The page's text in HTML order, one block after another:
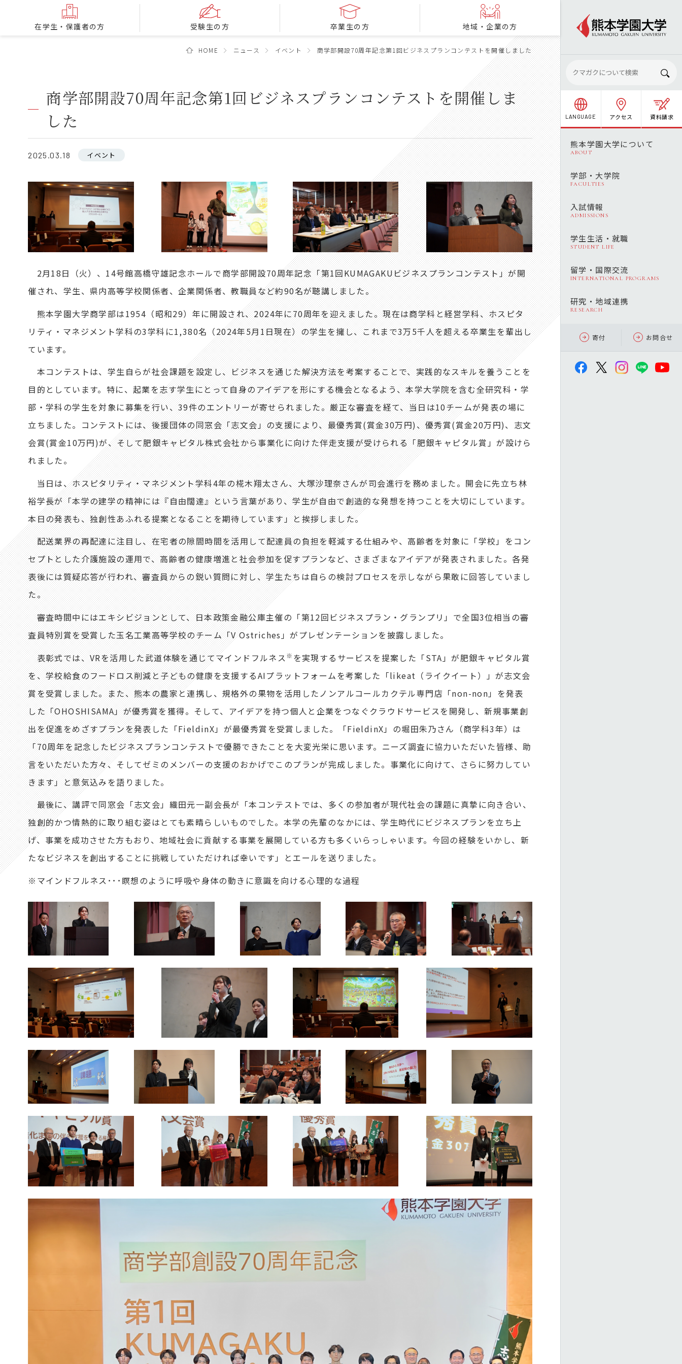
在学生・保護者の方 受験生の方 卒業生の方 地域・企業の方
LANGUAGE アクセス 資料請求
熊本学園大学について
ABOUT
学部・大学院
FACULTIES
入試情報
ADMISSIONS
学生生活・就職
STUDENT LIFE
留学・国際交流
INTERNATIONAL PROGRAMS
研究・地域連携
RESEARCH
寄付 お問合せ
HOME ニュース イベント 商学部開設70周年記念第1回ビジネスプランコンテストを開催しました
商学部開設70周年記念第1回ビジネスプランコンテストを開催しま
した
イベント
2025.03.18
2月18日（火）、14号館高橋守雄記念ホールで商学部開設70周年記念「第1回KUMAGAKUビジネスプランコンテスト」が開
催され、学生、県内高等学校関係者、企業関係者、教職員など約90名が聴講しました。
熊本学園大学商学部は1954（昭和29）年に開設され、2024年に70周年を迎えました。現在は商学科と経営学科、ホスピタ
リティ・マネジメント学科の3学科に1,380名（2024年5月1日現在）の学生を擁し、これまで3万5千人を超える卒業生を輩出し
ています。
本コンテストは、学生自らが社会課題を設定し、ビジネスを通じた解決方法を考案することで、実践的なスキルを養うことを
目的としています。特に、起業を志す学生にとって自身のアイデアを形にする機会となるよう、本学大学院を含む全研究科・学
部・学科の学生を対象に募集を行い、39件のエントリーが寄せられました。厳正な審査を経て、当日は10チームが発表の場に
立ちました。コンテストには、後援団体の同窓会「志文会」の支援により、最優秀賞(賞金30万円)、優秀賞(賞金20万円)、志文
会賞(賞金10万円)が、そして肥銀キャピタル株式会社から事業化に向けた伴走支援が受けられる「肥銀キャピタル賞」が設けら
れました。
当日は、ホスピタリティ・マネジメント学科4年の椛木翔太さん、大塚沙理奈さんが司会進行を務めました。開会に先立ち林
裕学長が「本学の建学の精神には『自由闊達』という言葉があり、学生が自由で創造的な発想を持つことを大切にしています。
本日の発表も、独創性あふれる提案となることを期待しています」と挨拶しました。
配送業界の再配達に注目し、在宅者の隙間時間を活用して配達員の負担を軽減する仕組みや、高齢者を対象に「学校」をコン
セプトとした介護施設の運用で、高齢者の健康増進と社会参加を促すプランなど、さまざまなアイデアが発表されました。各発
表後には質疑応答が行われ、審査員からの鋭い質問に対し、学生たちは自らの検討プロセスを示しながら果敢に回答していまし
た。
審査時間中にはエキシビジョンとして、日本政策金融公庫主催の「第12回ビジネスプラン・グランプリ」で全国3位相当の審
査員特別賞を受賞した玉名工業高等学校のチーム「V Ostriches」がプレゼンテーションを披露しました。
表彰式では、VRを活用した武道体験を通じてマインドフルネス ※ を実現するサービスを提案した「STA」が肥銀キャピタル賞
を、学校給食のフードロス削減と子どもの健康を支援するAIプラットフォームを考案した「likeat（ライクイート）」が志文会
賞を受賞しました。また、熊本の農家と連携し、規格外の果物を活用したノンアルコールカクテル専門店「non-non」を発表
した「OHOSHISAMA」が優秀賞を獲得。そして、アイデアを持つ個人と企業をつなぐクラウドサービスを開発し、新規事業創
出を促進をめざすプランを発表した「FieldinX」が最優秀賞を受賞しました。「FieldinX」の堀田朱乃さん（商学科3年）は
「70周年を記念したビジネスプランコンテストで優勝できたことを大変光栄に思います。ニーズ調査に協力いただいた皆様、助
言をいただいた方々、そしてゼミのメンバーの支援のおかげでこのプランが完成しました。事業化に向けて、さらに努力してい
きます」と意気込みを語りました。
最後に、講評で同窓会「志文会」織田元一副会長が「本コンテストでは、多くの参加者が現代社会の課題に真摯に向き合い、
独創的かつ情熱的に取り組む姿はとても素晴らしいものでした。本学の先輩のなかには、学生時代にビジネスプランを立ち上
げ、事業を成功させた方もおり、地域社会に貢献する事業を展開している方も多くいらっしゃいます。今回の経験をいかし、新
たなビジネスを創出することに挑戦していただければ幸いです」とエールを送りました。
※マインドフルネス･･･瞑想のように呼吸や身体の動きに意識を向ける心理的な過程